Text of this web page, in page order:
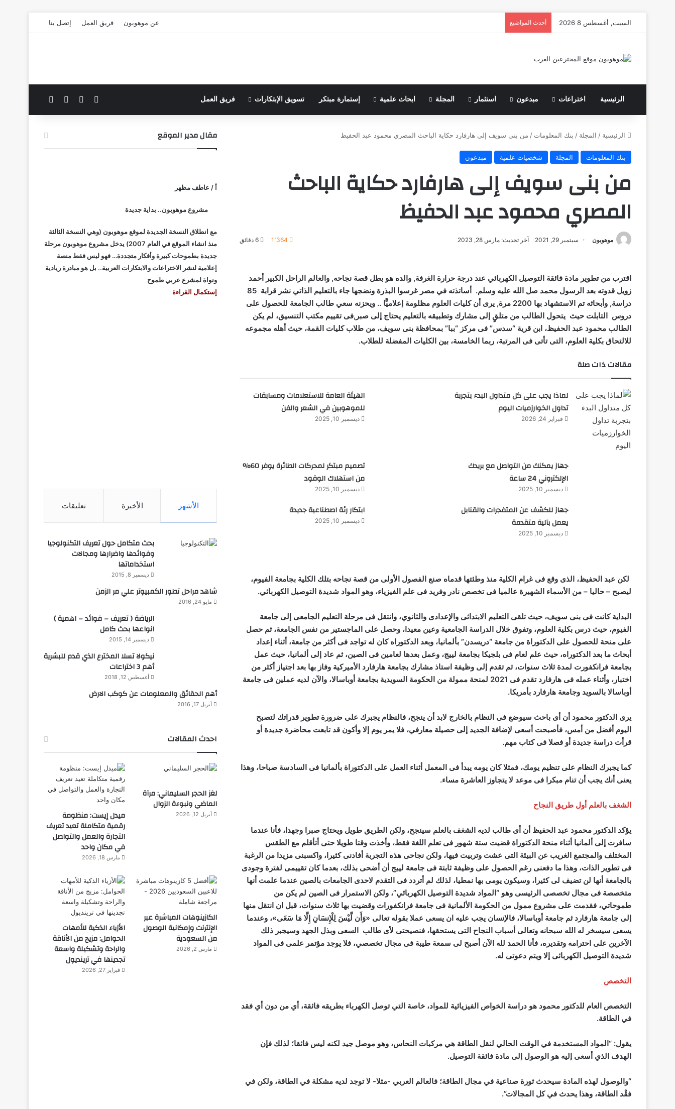
السبت, أغسطس 8 2026 أحدث المواضيع عن موهوبون فريق العمل إتصل بنا
الرئيسية اختراعات مبدعون استثمار المجلة ابحاث علمية إستمارة مبتكر تسويق الإبتكارات فريق العمل فيسبوك الوضع المظلم
الرئيسية / المجلة / بنك المعلومات / من بنى سويف إلى هارفارد حكاية الباحث المصري محمود عبد الحفيظ
بنك المعلومات المجلة شخصيات علمية مبدعون
من بنى سويف إلى هارفارد حكاية الباحث
المصري محمود عبد الحفيظ
موهوبون سبتمبر 29, 2021 آخر تحديث: مارس 28, 2023 1٬364
اقترب من تطوير مادة فائقة التوصيل الكهربائي عند درجة حرارة الغرفة, والده هو بطل قصة نجاحه, والعالم الراحل الكبير أحمد
زويل قدوته بعد الرسول محمد صل الله عليه وسلم. أساتذته في مصر غرسوا البذرة ونضجها جاء بالتعليم الذاتي نشر قرابة 85
دراسة, وأبحاثه تم الاستشهاد بها 2200 مرة, يرى أن كليات العلوم مظلومة إعلاميًّا .. ويحزنه سعي طالب الجامعة للحصول على
دروس
التابلت حيث يتحول الطالب من متلقٍ إلى مشارك وتطبيقه بالتعليم يحتاج إلى صبر,فى تقييم مكتب التنسيق، لم يكن
الطالب محمود عبد الحفيظ، ابن قرية “سدس” فى مركز “ببا” بمحافظة بنى سويف، من طلاب كليات القمة، حيث أهله مجموعه
للالتحاق بكلية العلوم، التى تأتى فى المرتبة، ربما الخامسة، بين الكليات المفضلة للطلاب.
مقالات ذات صلة
لماذا يجب على كل متداول البدء بتجربة
تداول الخوارزميات اليوم
فبراير 24, 2026
الهيئة العامة للاستعلامات ومسابقات
للموهوبين في الشعر والفن
ديسمبر 10, 2025
جهاز يمكنك من التواصل مع بريدك
الإلكتروني 24 ساعة
ديسمبر 10, 2025
تصميم مبتكر لمحركات الطائرة يوفر 60%
من استهلاك الوقود
ديسمبر 10, 2025
جهاز للكشف عن المتفجرات والقنابل
يعمل بآلية متقدمة
ديسمبر 10, 2025
ابتكار رئة اصطناعية جديدة
ديسمبر 10, 2025
لكن عبد الحفيظ، الذى وقع فى غرام الكلية منذ وطئتها قدماه صنع الفصول الأولى من قصة نجاحه بتلك الكلية بجامعة الفيوم،
ليصبح – حاليا – من الأسماء الشهيرة عالميا فى تخصص نادر وفريد فى علم الفيزياء، وهو المواد شديدة التوصيل الكهربائي.
البداية كانت فى بنى سويف، حيث تلقى التعليم الابتدائى والإعدادى والثانوي، وانتقل فى مرحلة التعليم الجامعى إلى جامعة
الفيوم، حيث درس بكلية العلوم، وتفوق خلال الدراسة الجامعية وعين معيدا، وحصل على الماجستير من نفس الجامعة، ثم حصل
على منحة للحصول على الدكتوراة من جامعة “دريسدن” بألمانيا، وبعد الدكتوراه كان له تواجد فى أكثر من جامعة، أثناء إعداد
أبحاث ما بعد الدكتوراه، حيث علم لعام فى بلجيكا بجامعة لييج، وعمل بعدها لعامين فى الصين، ثم عاد إلى ألمانيا، حيث عمل
بجامعة فرانكفورت لمدة ثلاث سنوات، ثم تقدم إلى وظيفة استاذ مشارك بجامعة هارفارد الأميركية وفاز بها بعد اجتياز أكثر من
اختبار، وأثناء عمله فى هارفارد تقدم فى 2021 لمنحة ممولة من الحكومة السويدية بجامعة أوباسالا، والآن لديه عملين فى جامعة
أوباسالا بالسويد وجامعة هارفارد بأمريكا.
يرى الدكتور محمود أن أى باحث سيوضع فى النظام بالخارج لابد أن ينجح، فالنظام يجبرك على ضرورة تطوير قدراتك لتصبح
اليوم أفضل من أمس، فأصبحت أسعى لإضافة الجديد إلى حصيلة معارفي، فلا يمر يوم إلا وأكون قد تابعت محاضرة جديدة أو
قرأت دراسة جديدة أو فصلا فى كتاب مهم.
كما يجبرك النظام على تنظيم يومك، فمثلا كان يومه يبدأ فى المعمل أثناء العمل على الدكتوراة بألمانيا فى السادسة صباحا، وهذا
يعنى أنك يجب أن تنام مبكرا فى موعد لا يتجاوز العاشرة مساء.
الشغف بالعلم أول طريق النجاح
يؤكد الدكتور محمود عبد الحفيظ أن أى طالب لديه الشغف بالعلم سينجح، ولكن الطريق طويل ويحتاج صبرا وجهدا، فأنا عندما
سافرت إلى ألمانيا أثناء منحة الدكتوراة قضيت ستة شهور فى تعلم اللغة فقط، وأخذت وقتا طويلا حتى أتأقلم مع الطقس
المختلف والمجتمع الغريب عن البيئة التى عشت وتربيت فيها، ولكن نجاحى هذه التجربة أفادنى كثيرا، واكسبنى مزيدا من الرغبة
فى تطوير الذات، وهذا ما دفعنى رغم الحصول على وظيفة ثابتة فى جامعة لييج أن أضحى بذلك، بعدما كان تقييمى لفترة وجودى
بالجامعة أنها لن تضيف لى كثيرا، وسيكون يومى بها نمطيا، لذلك لم أتردد فى التقدم لاحدى الجامعات بالصين عندما علمت أنها
متخصصة فى مجال تخصصى الرئيسى وهو “المواد شديدة التوصيل الكهربائي”، ولكن الاستمرار فى الصين لم يكن من
طموحاتي، فقدمت على مشروع ممول من الحكومة الألمانية فى جامعة فرانكفورات وقضيت بها ثلاث سنوات، قبل ان انتقل منها
إلى جامعة هارفارد ثم جامعة أوباسالا، فالإنسان يجب عليه ان يسعى عملا بقوله تعالى «وَأَن لَّيْسَ لِلْإِنسَانِ إِلَّا مَا سَعَى»، وعندما
يسعى سيسخر له الله سبحانه وتعالى أسباب النجاح التى يستحقها، فنصيحتى لأى طالب السعى وبذل الجهد وسيجبر ذلك
الآخرين على احترامه وتقديره، فأنا الحمد لله الآن أصبح لى سمعة طيبة فى مجال تخصصي، فلا يوجد مؤتمر علمى فى المواد
شديدة التوصيل الكهربائى إلا ويتم دعوتى له.
التخصص
التخصص العام للدكتور محمود هو دراسة الخواص الفيزيائية للمواد، خاصة التي توصل الكهرباء بطريقه فائقة، أي من دون أي فقد
في الطاقة.
يقول: “المواد المستخدمة في الوقت الحالي لنقل الطاقة هي مركبات النحاس، وهو موصل جيد لكنه ليس فائقا؛ لذلك فإن
الهدف الذي أسعى إليه هو الوصول إلى مادة فائقة التوصيل.
“والوصول لهذه المادة سيحدث ثورة صناعية في مجال الطاقة؛ فالعالم العربي -مثلا- لا توجد لديه مشكلة في الطاقة، ولكن في
فقْد الطاقة، وهذا يحدث في كل المجالات”.
مقال مدير الموقع
أ / عاطف مظهر
مشروع موهوبون.. بداية جديدة
مع انطلاق النسخة الجديدة لموقع موهوبون (وهي النسخة الثالثة
منذ انشاء الموقع في العام 2007) يدخل مشروع موهوبون مرحلة
جديدة بطموحات كبيرة وأفكار متجددة… فهو ليس فقط منصة
إعلامية لنشر الاختراعات والابتكارات العربية.. بل هو مبادرة ريادية
ونواة لمشرع عربي طموح
إستكمال القراءة
الأشهر الأخيرة تعليقات
بحث متكامل حول تعريف التكنولوجيا
وفوائدها واضرارها ومجالات
استخداماتها
ديسمبر 8, 2015
شاهد مراحل تطور الكمبيوتر علي مر الزمن
مايو 24, 2016
الرياضة ( تعريف – فوائد – اهمية )
انواعها بحث كامل
ديسمبر 14, 2015
نيكولا تسلا المخترع الذي قدم للبشرية
أهم 3 اختراعات
أغسطس 12, 2018
أهم الحقائق والمعلومات عن كوكب الارض
أبريل 17, 2016
احدث المقالات
لغز الحجر السليماني: مرآة
الماضي ونبوءة الزوال
أبريل 12, 2026
ميدل إيست: منظومة
رقمية متكاملة تعيد تعريف
التجارة والعمل والتواصل
في مكان واحد
مارس 18, 2026
الكازينوهات المباشرة عبر
الإنترنت وإمكانية الوصول
من السعودية
مارس 2, 2026
الأزياء الذكية للأمهات
الحوامل: مزيج من الأناقة
والراحة وتشكيلة واسعة
تجدينها في ترينديول
فبراير 27, 2026